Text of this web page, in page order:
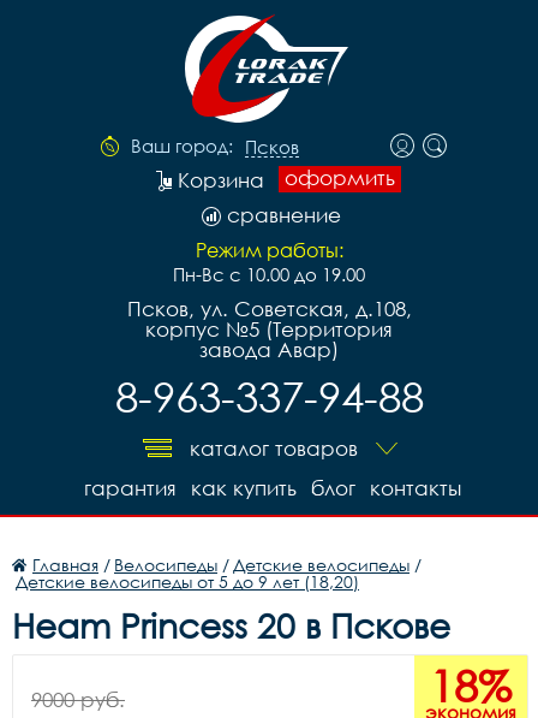
Ваш город: Псков
оформить
Корзина
сравнение
Режим работы:
Пн-Вс с 10.00 до 19.00
Псков, ул. Советская, д.108,
корпус №5 (Территория
завода Авар)
8-963-337-94-88
каталог товаров
контакты
блог
как купить
гарантия
Главная / Велосипеды / Детские велосипеды /
Детские велосипеды от 5 до 9 лет (18,20)
Heam Princess 20 в Пскове
18%
экономия
9000 руб.